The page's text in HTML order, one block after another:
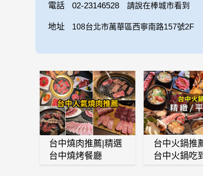
電話 02-23146528 請說在棒城市看到
地址 108台北市萬華區西寧南路157號2F
台中燒肉推薦|精選
台中燒烤餐廳
台中火鍋推
台中火鍋吃